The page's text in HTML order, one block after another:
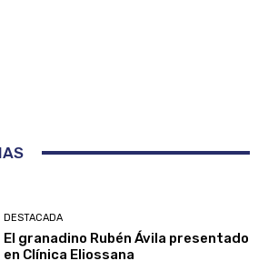
DESTACADA
El granadino Rubén Ávila presentado
en Clínica Eliossana